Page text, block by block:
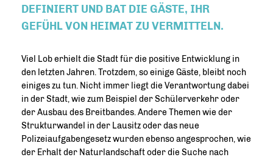
DEFINIERT UND BAT DIE GÄSTE, IHR
GEFÜHL VON HEIMAT ZU VERMITTELN.
Viel Lob erhielt die Stadt für die positive Entwicklung in
den letzten Jahren. Trotzdem, so einige Gäste, bleibt noch
einiges zu tun. Nicht immer liegt die Verantwortung dabei
in der Stadt, wie zum Beispiel der Schülerverkehr oder
der Ausbau des Breitbandes. Andere Themen wie der
Strukturwandel in der Lausitz oder das neue
Polizeiaufgabengesetz wurden ebenso angesprochen, wie
der Erhalt der Naturlandschaft oder die Suche nach